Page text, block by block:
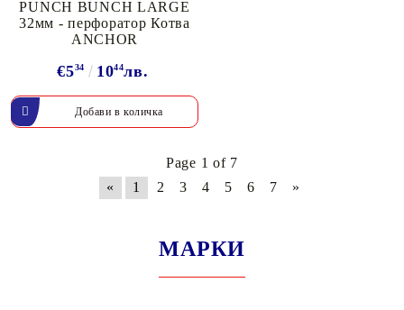
PUNCH BUNCH LARGE
32мм - перфоратор Котва
ANCHOR
€534 1044лв.
Page 1 of 7
«
1 2 3 4 5 6 7 »
МАРКИ